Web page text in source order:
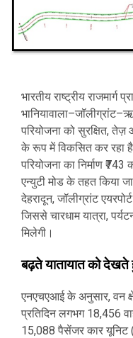
भारतीय राष्ट्रीय
परियोजना को सुरक्षित, तेज़
के रूप में विकसित कर रहा
परियोजना का निर्माण
एन्युटी मोड के तहत किया
देहरादून, जॉलीग्रांट
जिससे चारधाम यात्रा,
मिलेगी।
बढ़ते यातायात को
एनएचएआई के अनुसार, वन
प्रतिदिन लगभग 18,456
15,088 पैसेंजर कार यूनिट